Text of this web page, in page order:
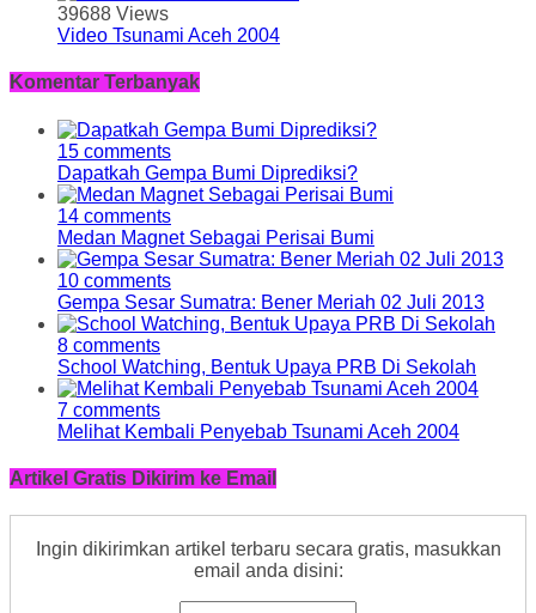
39688 Views
Video Tsunami Aceh 2004
Komentar Terbanyak
15 comments
Dapatkah Gempa Bumi Diprediksi?
14 comments
Medan Magnet Sebagai Perisai Bumi
10 comments
Gempa Sesar Sumatra: Bener Meriah 02 Juli 2013
8 comments
School Watching, Bentuk Upaya PRB Di Sekolah
7 comments
Melihat Kembali Penyebab Tsunami Aceh 2004
Artikel Gratis Dikirim ke Email
Ingin dikirimkan artikel terbaru secara gratis, masukkan
email anda disini: